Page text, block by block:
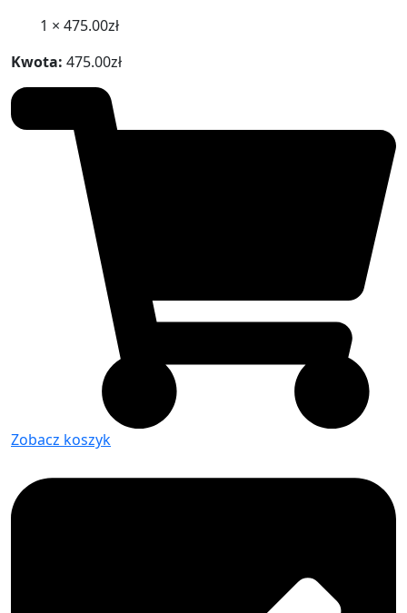
1 × 475.00zł
Kwota: 475.00zł
Zobacz koszyk